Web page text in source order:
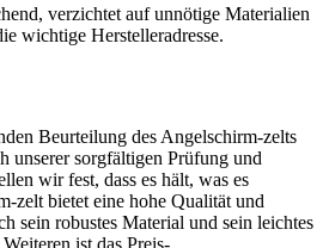
verzichtet auf unnötige Materialien
wichtige Herstelleradresse.
Beurteilung des Angelschirm-zelts
unserer sorgfältigen Prüfung und
wir fest, dass es hält, was es
zelt bietet eine hohe Qualität und
sein robustes Material und sein leichtes